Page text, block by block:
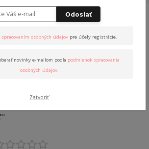
& Košč"
Odoslať
spracovaním osobných údajovpre účely registrácie.
novinky e-mailom podľa podmienok spracovania
osobných údajov.
Zatvoriť